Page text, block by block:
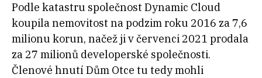
Podle katastru společnost Dynamic Cloud
koupila nemovitost na podzim roku 2016 za 7,6
milionu korun, načež ji v červenci 2021 prodala
za 27 milionů developerské společnosti.
Členové hnutí Dům Otce tu tedy mohli